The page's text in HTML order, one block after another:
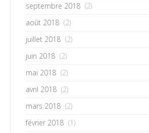
septembre 2018 (2)
août 2018 (2)
juillet 2018 (2)
juin 2018 (2)
mai 2018 (2)
avril 2018 (2)
mars 2018 (2)
février 2018 (1)